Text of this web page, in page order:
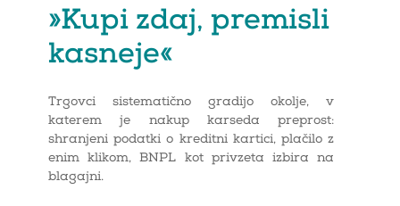
»Kupi zdaj, premisli
kasneje«
Trgovci sistematično gradijo okolje, v
katerem je nakup karseda preprost:
shranjeni podatki o kreditni kartici, plačilo z
enim klikom, BNPL kot privzeta izbira na
blagajni.